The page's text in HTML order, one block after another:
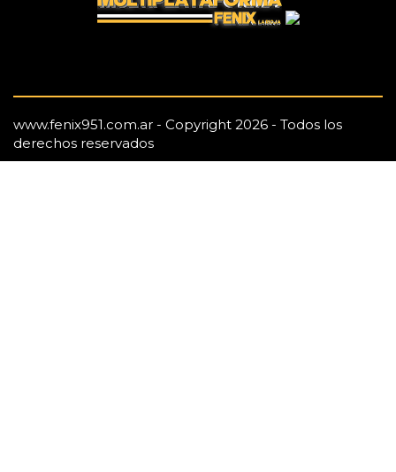
www.fenix951.com.ar - Copyright 2026 - Todos los
derechos reservados